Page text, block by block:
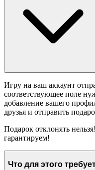
Игру на ваш аккаунт
соответствующее поле
добавление вашего
друзья и отправить
Подарок отклонять
гарантируем!
Что для этого